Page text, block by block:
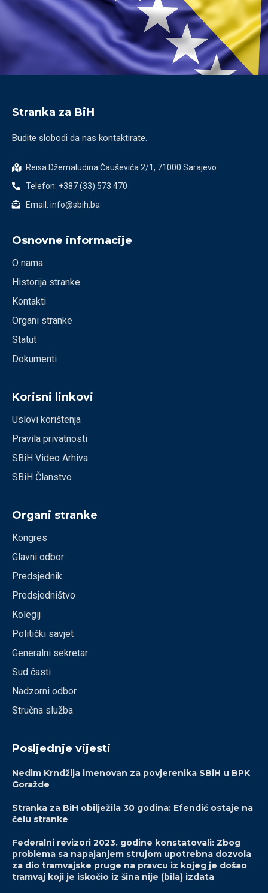
Stranka za BiH
Budite slobodi da nas kontaktirate.
Reisa Džemaludina Čauševića 2/1, 71000 Sarajevo
Telefon: +387 (33) 573 470
Email: info@sbih.ba
Osnovne informacije
O nama
Historija stranke
Kontakti
Organi stranke
Statut
Dokumenti
Korisni linkovi
Uslovi korištenja
Pravila privatnosti
SBiH Video Arhiva
SBiH Članstvo
Organi stranke
Kongres
Glavni odbor
Predsjednik
Predsjedništvo
Kolegij
Politički savjet
Generalni sekretar
Sud časti
Nadzorni odbor
Stručna služba
Posljednje vijesti
Nedim Krndžija imenovan za povjerenika SBiH u BPK
Goražde
Stranka za BiH obilježila 30 godina: Efendić ostaje na
čelu stranke
Federalni revizori 2023. godine konstatovali: Zbog
problema sa napajanjem strujom upotrebna dozvola
za dio tramvajske pruge na pravcu iz kojeg je došao
tramvaj koji je iskočio iz šina nije (bila) izdata